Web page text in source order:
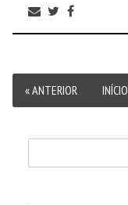
« ANTERIOR INÍCIO